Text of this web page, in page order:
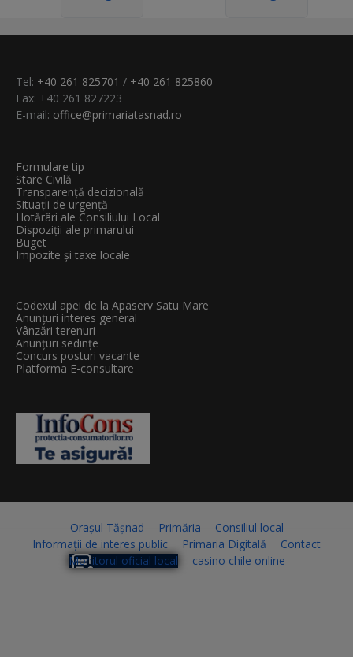
Tel: +40 261 825701 / +40 261 825860
Fax: +40 261 827223
E-mail: office@primariatasnad.ro
Formulare tip
Stare Civilă
Transparenţă decizională
Situații de urgență
Hotărâri ale Consiliului Local
Dispoziții ale primarului
Buget
Impozite și taxe locale
Codexul apei de la Apaserv Satu Mare
Anunțuri interes general
Vânzări terenuri
Anunțuri sedințe
Concurs posturi vacante
Platforma E-consultare
Orașul Tășnad Primăria
Consiliul local
Informații de interes public
Primaria Digitală
Contact
Monitorul oficial local
casino chile online